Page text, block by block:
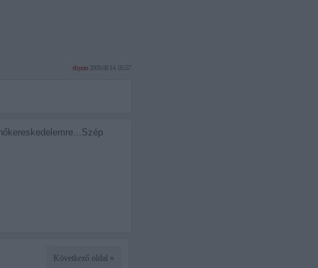
rhynn 2009.08.14. 05:57
Következő oldal »